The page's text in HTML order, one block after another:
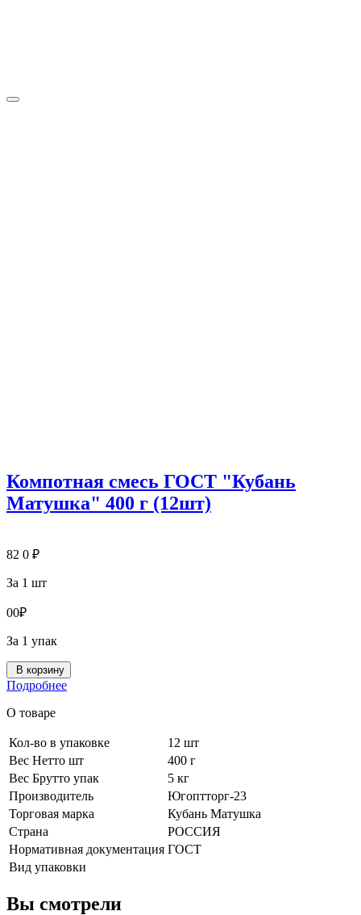
Компотная смесь ГОСТ "Кубань
Матушка" 400 г (12шт)
82 0 ₽
За 1 шт
00₽
За 1 упак
В корзину
Подробнее
О товаре
Кол-во в упаковке
12 шт
Вес Нетто шт
400 г
Вес Брутто упак
5 кг
Производитель
Югоптторг-23
Торговая марка
Кубань Матушка
Страна
РОССИЯ
Нормативная документация ГОСТ
Вид упаковки
Вы смотрели